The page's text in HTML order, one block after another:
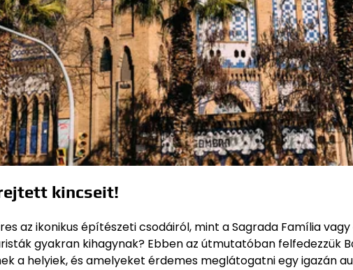
kincseit!
az ikonikus építészeti csodáiról, mint a Sagrada Família vagy
gyakran kihagynak? Ebben az útmutatóban felfedezzük
a helyiek, és amelyeket érdemes meglátogatni egy igazán